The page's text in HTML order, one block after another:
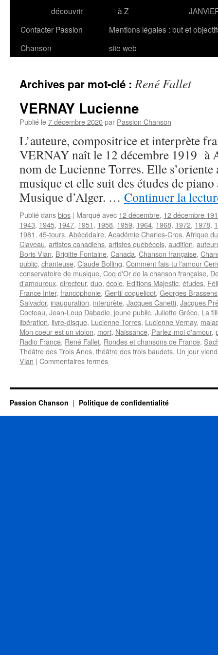
découvrir
à Z
Contacter Passion
Chanson
Mentions légales : but et
site web
Archives par mot-clé :René Fallet
VERNAY Lucienne
Publié le7 décembre 2020par Passion Chanson
L’auteure, compositrice et interprète
VERNAY naît le 12 décembre 1919 à
nom de Lucienne Torres. Elle s’oriente
musique et elle suit des études de
Musique d’Alger. … Continuer la
Publié dansbios | Marqué avec 12 décembre, 12 décembre
1943, 1945, 1947, 1951, 1958, 1959, 1964, 1968, 1972, 1978,
1981, 45-tours, Abécédaire, Académie Charles-Cros, Afrique
Claveau, artistes canadiens, artistes québécois, audition,
Boris Vian, Brigitte Fontaine, Canada, Chanson française,
public, chanteuse, Claude Bolling, Comment fais-tu l'amour
conservatoire de musique, Coq d'Or de la chanson française,
d'amoureux, directeur, duo, école, Editions Majestic, études,
France Inter, francophonie, Gentil coquelicot, Georges Brassens
Salvador, inauguration, interprète, Jacques Canetti, Jacques
Cocteau, Jean-Loup Dabadie, jeune public, Juliette Gréco, La
libération, livre-disque, Lucienne Torres, Lucienne Vernay,
Mon coeur est un violon, mort, Naissance, Parlez-moi d'amour,
Radio France, René Fallet, Rondes et chansons de France,
Théâtre des Trois Anes, théâtre des trois baudets, Un jour
Vian | Commentaires ferméssur
Passion Chanson Politique de confidentialité